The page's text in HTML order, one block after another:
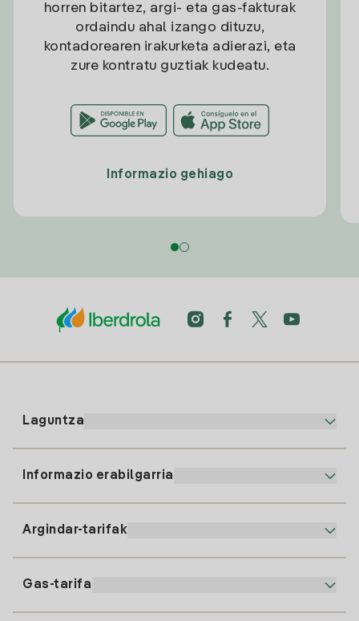
horren bitartez, argi- eta gas-fakturak
ordaindu ahal izango dituzu,
kontadorearen irakurketa adierazi, eta
zure kontratu guztiak kudeatu.
Informazio gehiago
Laguntza
91 919 52 73
clientes@tuiberdrola.es
Informazio erabilgarria
Argindar-tarifak
Gas-tarifa